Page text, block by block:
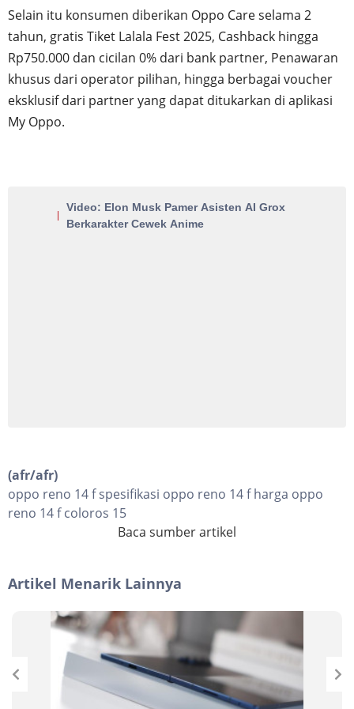
Selain itu konsumen diberikan Oppo Care selama 2
tahun, gratis Tiket Lalala Fest 2025, Cashback hingga
Rp750.000 dan cicilan 0% dari bank partner, Penawaran
khusus dari operator pilihan, hingga berbagai voucher
eksklusif dari partner yang dapat ditukarkan di aplikasi
My Oppo.
Video: Elon Musk Pamer Asisten AI Grox
Berkarakter Cewek Anime
(afr/afr)
oppo reno 14 f spesifikasi oppo reno 14 f harga oppo
reno 14 f coloros 15
Baca sumber artikel
Artikel Menarik Lainnya